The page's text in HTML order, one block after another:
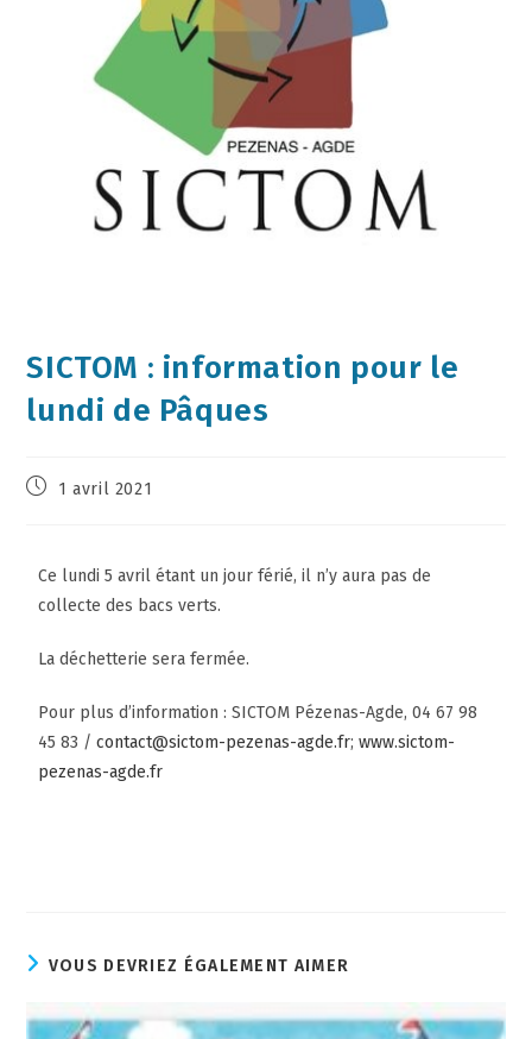
SICTOM : information pour le
lundi de Pâques
1 avril 2021
Ce lundi 5 avril étant un jour férié, il n’y aura pas de
collecte des bacs verts.
La déchetterie sera fermée.
Pour plus d’information : SICTOM Pézenas-Agde, 04 67 98
45 83 /contact@sictom-pezenas-agde.fr;www.sictom-
pezenas-agde.fr
VOUS DEVRIEZ ÉGALEMENT AIMER